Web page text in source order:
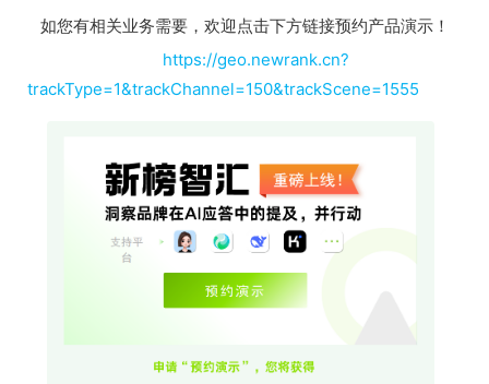
如您有相关业务需要，欢迎点击下方链接预约产品演示！
https://geo.newrank.cn?
trackType=1&trackChannel=150&trackScene=1555